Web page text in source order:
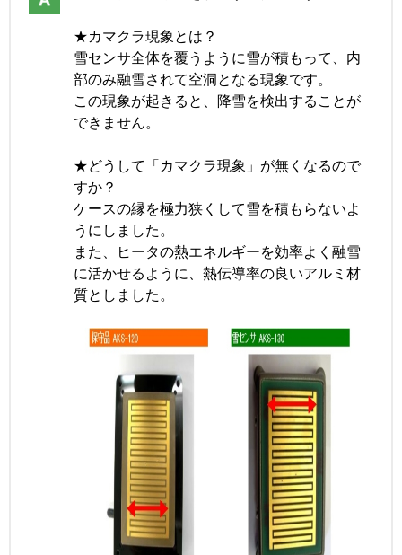
★カマクラ現象とは？
雪センサ全体を覆うように雪が積もって、内
部のみ融雪されて空洞となる現象です。
この現象が起きると、降雪を検出することが
できません。
★どうして「カマクラ現象」が無くなるので
すか？
ケースの縁を極力狭くして雪を積もらないよ
うにしました。
また、ヒータの熱エネルギーを効率よく融雪
に活かせるように、熱伝導率の良いアルミ材
質としました。